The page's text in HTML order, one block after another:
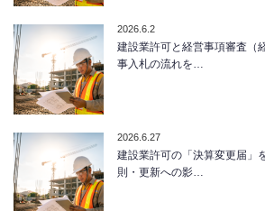
2026.6.2
建設業許可と経営事項審査（
事入札の流れを…
2026.6.27
建設業許可の「決算変更届」
則・更新への影…